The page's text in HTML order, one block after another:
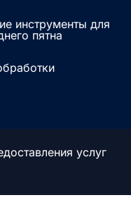
инструменты для
пятна
услуг